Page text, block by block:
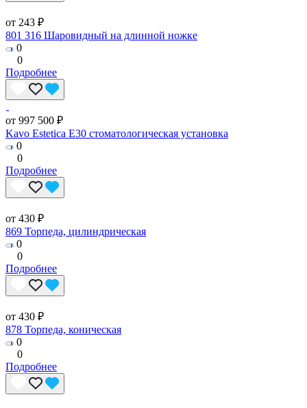
от 243 ₽
801 316 Шаровидный на длинной ножке
0
0
Подробнее
от 997 500 ₽
Kavo Estetica E30 стоматологическая установка
0
0
Подробнее
от 430 ₽
869 Торпеда, цилиндрическая
0
0
Подробнее
от 430 ₽
878 Торпеда, коническая
0
0
Подробнее